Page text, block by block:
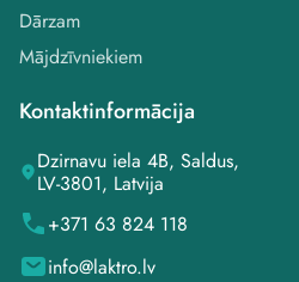
Dārzam
Mājdzīvniekiem
Kontaktinformācija
Dzirnavu iela 4B, Saldus,
LV-3801, Latvija
+371 63 824 118
info@laktro.lv